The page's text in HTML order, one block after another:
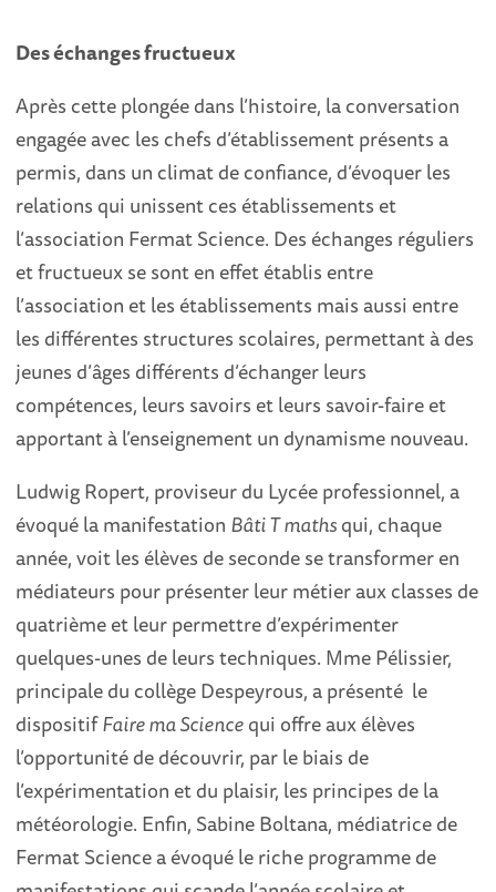
Des échanges fructueux
Après cette plongée dans l’histoire, la conversation
engagée avec les chefs d’établissement présents a
permis, dans un climat de confiance, d’évoquer les
relations qui unissent ces établissements et
l’association Fermat Science. Des échanges réguliers
et fructueux se sont en effet établis entre
l’association et les établissements mais aussi entre
les différentes structures scolaires, permettant à des
jeunes d’âges différents d’échanger leurs
compétences, leurs savoirs et leurs savoir-faire et
apportant à l’enseignement un dynamisme nouveau.
Ludwig Ropert, proviseur du Lycée professionnel, a
évoqué la manifestation Bâti T mathsqui, chaque
année, voit les élèves de seconde se transformer en
médiateurs pour présenter leur métier aux classes de
quatrième et leur permettre d’expérimenter
quelques-unes de leurs techniques. Mme Pélissier,
principale du collège Despeyrous, a présenté le
dispositifFaire ma Sciencequi offre aux élèves
l’opportunité de découvrir, par le biais de
l’expérimentation et du plaisir, les principes de la
météorologie. Enfin, Sabine Boltana, médiatrice de
Fermat Science a évoqué le riche programme de